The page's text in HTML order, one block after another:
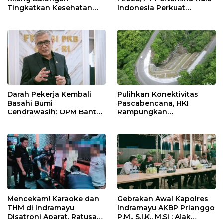
Tingkatkan Kesehatan
Rutin dan Edukasi
Perawatan Gigi
Indonesia Perkuat
Keselamatan Kerja
Darah Pekerja Kembali
Basahi Bumi
Cendrawasih: OPM Bantai
Pulihkan Konektivitas
Pascabencana, HKI
Rampungkan
Mencekam! Karaoke dan
THM di Indramayu
Disatroni Aparat, Ratusan
Gebrakan Awal Kapolres
Indramayu AKBP Prianggo
P.M., S.I.K., M.Si : Ajak